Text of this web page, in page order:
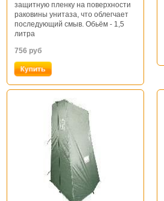
защитную пленку на поверхности
раковины унитаза, что облегчает
последующий смыв. Обьём - 1,5
литра
756 руб